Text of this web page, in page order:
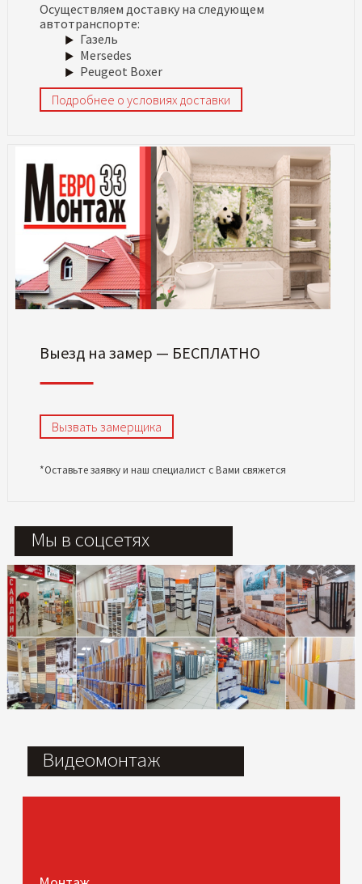
Осуществляем доставку на следующем
автотранспорте:
Газель
Mersedes
Peugeot Boxer
Подробнее о условиях доставки
Выезд на замер — БЕСПЛАТНО
Вызвать замерщика
*Оставьте заявку и наш специалист с Вами свяжется
Мы в соцсетях
Видеомонтаж